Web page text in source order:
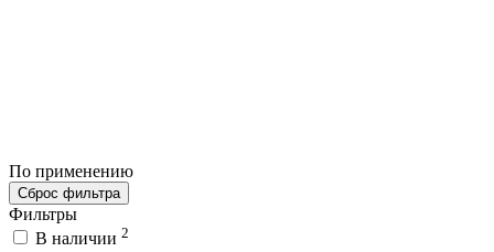
По применению
Сброс фильтра
Фильтры
В наличии 2